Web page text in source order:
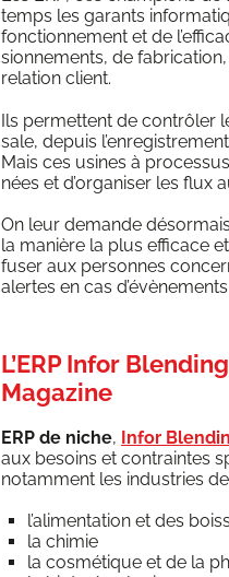
temps les garants
fonc­tion­ne­ment et de
sion­ne­ments, de
rela­tion client.
Ils per­mettent de contrô­ler
sale, depuis
Mais ces usines à
nées et d’or­ga­ni­ser les flux
On leur demande
la manière la plus effi­cace
fu­ser aux per­sonnes
alertes en cas
L’ERP Infor
Magazine
ERP de niche, Infor
aux besoins et contraintes
notam­ment les indus­tries de
l’alimentation et des
la chi­mie
la cos­mé­tique et de la